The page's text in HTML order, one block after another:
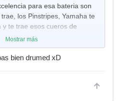
para esa bateria son
los Pinstripes, Yamaha te
y te trae esos cueros de
Mostrar más
bien drumed xD